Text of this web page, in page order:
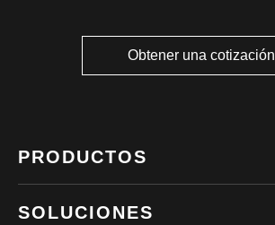
Obtener una cotización
PRODUCTOS
SOLUCIONES